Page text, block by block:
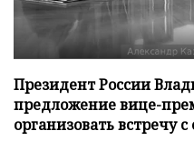
Президент России
предложение вице-
организовать встречу